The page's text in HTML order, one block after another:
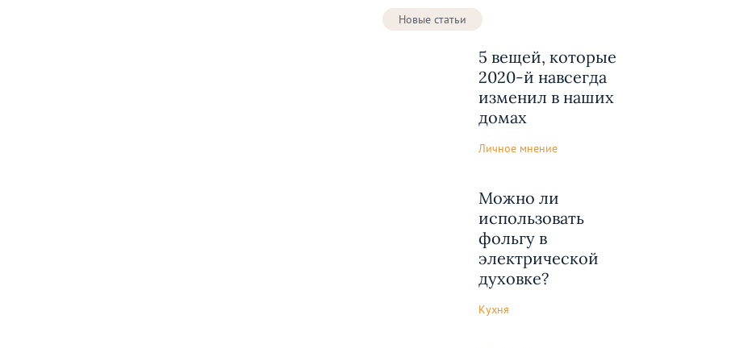
Новые статьи
5 вещей, которые
2020-й навсегда
изменил в наших
домах
Личное мнение
Можно ли
использовать
фольгу в
электрической
духовке?
Кухня